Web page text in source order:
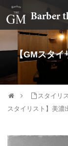
大阪・本町｜大人の
【GMスタ
スタイリ
スタイリスト】美